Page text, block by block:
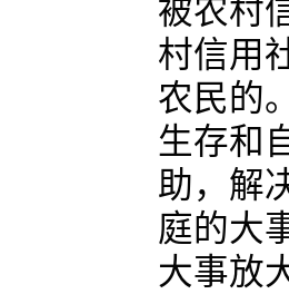
被农村
村信用
农民的
生存和
助，解
庭的大
大事放